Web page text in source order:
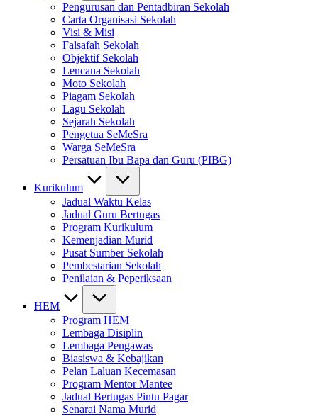
Pengurusan dan Pentadbiran Sekolah
Carta Organisasi Sekolah
Visi & Misi
Falsafah Sekolah
Objektif Sekolah
Lencana Sekolah
Moto Sekolah
Piagam Sekolah
Lagu Sekolah
Sejarah Sekolah
Pengetua SeMeSra
Warga SeMeSra
Persatuan Ibu Bapa dan Guru (PIBG)
Kurikulum
Jadual Waktu Kelas
Jadual Guru Bertugas
Program Kurikulum
Kemenjadian Murid
Pusat Sumber Sekolah
Pembestarian Sekolah
Penilaian & Peperiksaan
HEM
Program HEM
Lembaga Disiplin
Lembaga Pengawas
Biasiswa & Kebajikan
Pelan Laluan Kecemasan
Program Mentor Mantee
Jadual Bertugas Pintu Pagar
Senarai Nama Murid